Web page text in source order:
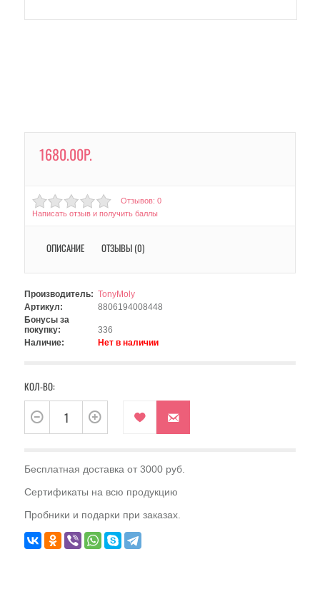
1680.00Р.
Отзывов: 0
Написать отзыв и получить баллы
ОПИСАНИЕ ОТЗЫВЫ (0)
Производитель: TonyMoly
Артикул:
8806194008448
Бонусы за
покупку:
336
Наличие:
Нет в наличии
КОЛ-ВО:
Бесплатная доставка от 3000 руб.
Сертификаты на всю продукцию
Пробники и подарки при заказах.